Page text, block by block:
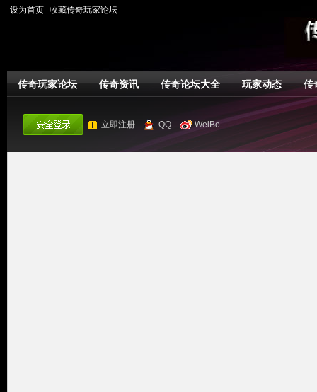
设为首页 收藏传奇玩家论坛
传奇玩家论坛 传奇资讯 传奇论坛大全 玩家动态 传
立即注册 QQ WeiBo